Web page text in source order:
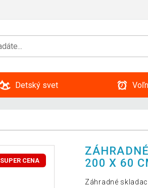
Detský svet
SUPER CENA
200 X 60
Záhradné